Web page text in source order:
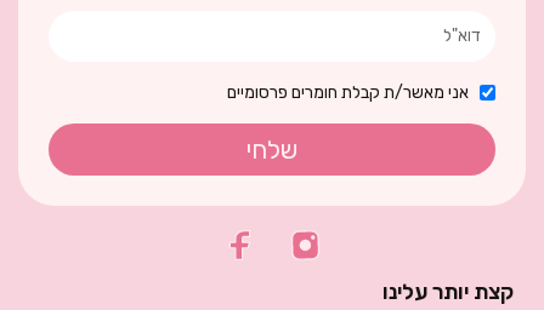
אני מאשר/ת קבלת חומרים פרסומיים
שלחי
קצת יותר עלינו